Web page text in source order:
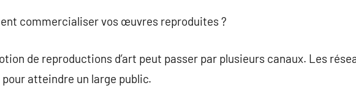
commercialiser vos œuvres reproduites ?
de reproductions d’art peut passer par plusieurs canaux. Les
atteindre un large public.